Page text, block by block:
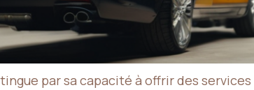
par sa capacité à offrir des services